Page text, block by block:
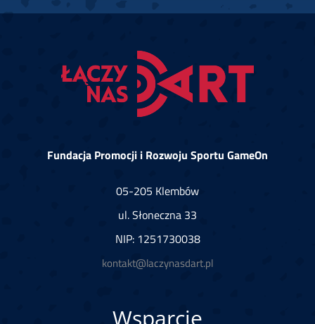
Fundacja Promocji i Rozwoju Sportu GameOn
05-205 Klembów
ul. Słoneczna 33
NIP: 1251730038
kontakt@laczynasdart.pl